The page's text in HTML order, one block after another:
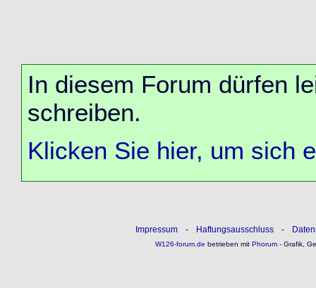
In diesem Forum dürfen
schreiben.
Klicken Sie hier, um sich
Impressum - Haftungsausschluss -
W126-forum.de betrieben mitPhorum- Grafik,